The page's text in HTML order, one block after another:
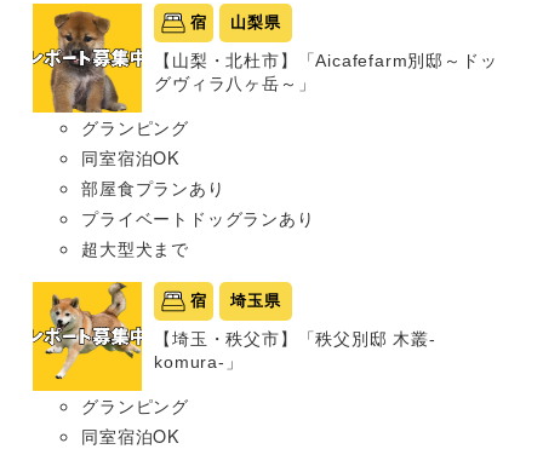
宿 山梨県
【山梨・北杜市】「Aicafefarm別邸～ドッ
グヴィラ八ヶ岳～」
グランピング
同室宿泊OK
部屋食プランあり
プライベートドッグランあり
超大型犬まで
宿 埼玉県
【埼玉・秩父市】「秩父別邸 木叢-
komura-」
グランピング
同室宿泊OK